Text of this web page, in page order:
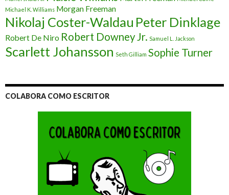
Michael K. Williams Morgan Freeman
Nikolaj Coster-Waldau Peter Dinklage
Robert De Niro Robert Downey Jr. Samuel L. Jackson
Scarlett Johansson Seth Gilliam Sophie Turner
COLABORA COMO ESCRITOR